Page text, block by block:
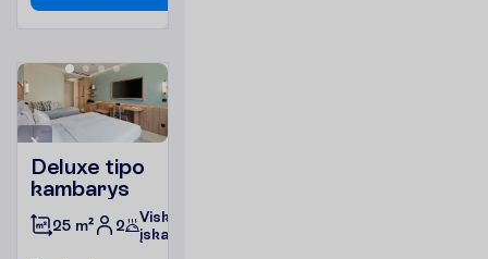
Deluxe tipo
kambarys
25 m² 2
Viskas
įskaičiuota